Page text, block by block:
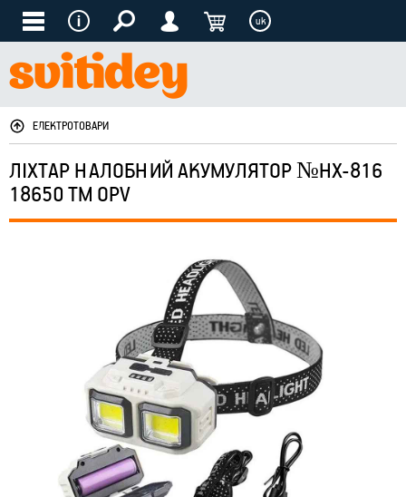
uk
ЕЛЕКТРОТОВАРИ
ЛІХТАР НАЛОБНИЙ АКУМУЛЯТОР №HX-816
18650 ТМ OPV